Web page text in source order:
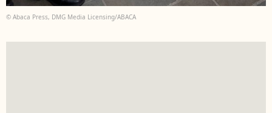
© Abaca Press, DMG Media Licensing/ABACA